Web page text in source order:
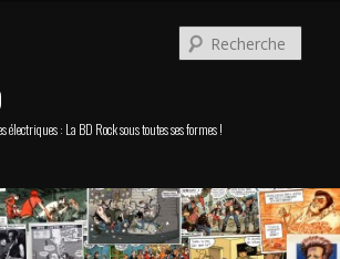
électriques : La BD Rock sous toutes ses formes !